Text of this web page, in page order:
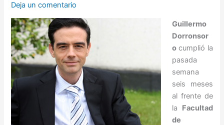
Deja un comentario
Guillermo
Dorronsor
o cumplió la
pasada
semana
seis meses
al frente de
la Facultad
de